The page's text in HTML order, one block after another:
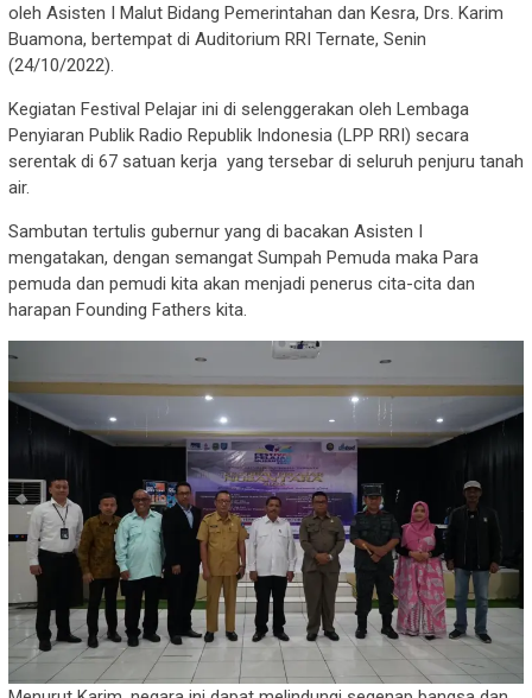
oleh Asisten I Malut Bidang Pemerintahan dan Kesra, Drs. Karim
Buamona, bertempat di Auditorium RRI Ternate, Senin
(24/10/2022).
Kegiatan Festival Pelajar ini di selenggerakan oleh Lembaga
Penyiaran Publik Radio Republik Indonesia (LPP RRI) secara
serentak di 67 satuan kerja yang tersebar di seluruh penjuru tanah
air.
Sambutan tertulis gubernur yang di bacakan Asisten I
mengatakan, dengan semangat Sumpah Pemuda maka Para
pemuda dan pemudi kita akan menjadi penerus cita-cita dan
harapan Founding Fathers kita.